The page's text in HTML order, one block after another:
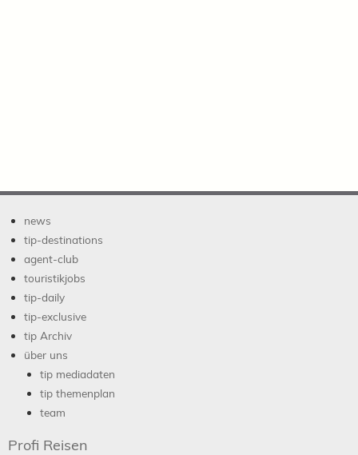
news
tip-destinations
agent-club
touristikjobs
tip-daily
tip-exclusive
tip Archiv
über uns
tip mediadaten
tip themenplan
team
Profi Reisen